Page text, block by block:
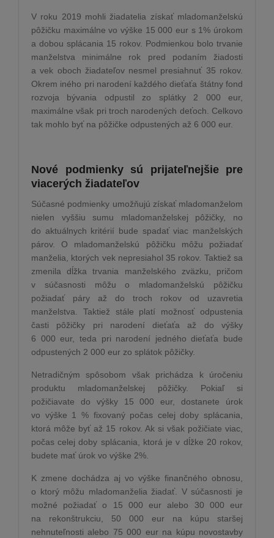
V roku 2019 mohli žiadatelia získať mladomanželskú
pôžičku maximálne vo výške 15 000 eur s 1% úrokom
a dobou splácania 15 rokov. Podmienkou bolo trvanie
manželstva minimálne rok pred podaním žiadosti
a vek oboch žiadateľov nesmel presiahnuť 35 rokov.
Okrem iného pri narodení každého dieťaťa štátny fond
rozvoja bývania odpustil zo splátky 2 000 eur,
maximálne však pri troch narodených deťoch. Celkovo
tak mohlo byť na pôžičke odpustených až 6 000 eur.
Nové podmienky sú prijateľnejšie pre
viacerých žiadateľov
Súčasné podmienky umožňujú získať mladomanželom
nielen vyššiu sumu mladomanželskej pôžičky, no
do aktuálnych kritérií bude spadať viac manželských
párov. O mladomanželskú pôžičku môžu požiadať
manželia, ktorých vek nepresiahol 35 rokov. Taktiež sa
zmenila dĺžka trvania manželského zväzku, pričom
v súčasnosti môžu o mladomanželskú pôžičku
požiadať páry až do troch rokov od uzavretia
manželstva. Taktiež stále platí možnosť odpustenia
časti pôžičky pri narodení dieťaťa až do výšky
6 000 eur, teda pri narodení jedného dieťaťa bude
odpustených 2 000 eur zo splátok pôžičky.
Netradičným spôsobom však prichádza k úročeniu
produktu mladomanželskej pôžičky. Pokiaľ si
požičiavate do výšky 15 000 eur, dostanete úrok
vo výške 1 % fixovaný počas celej doby splácania,
ktorá môže byť až 15 rokov. Ak si však požičiate viac,
počas celej doby splácania, ktorá je v dĺžke 20 rokov,
budete mať úrok vo výške 2%.
K zmene dochádza aj vo výške finančného obnosu,
o ktorý môžu mladomanželia žiadať. V súčasnosti je
možné požiadať o 15 000 eur alebo 30 000 eur
na rekonštrukciu, 50 000 eur na kúpu staršej
nehnuteľnosti alebo 75 000 eur na kúpu novostavby